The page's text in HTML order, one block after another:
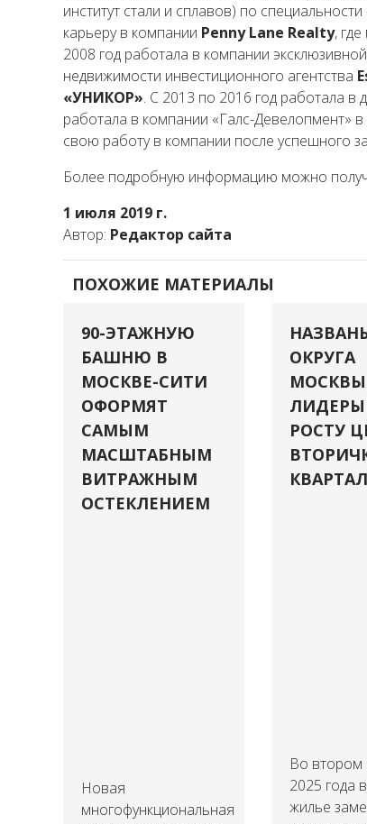
институт стали и сплавов) по
карьеру в компании Penny Lane Realty,
2008 год работала в компании
недвижимости инвестиционного агентства
«УНИКОР». С 2013 по 2016 год работала в
работала в компании «Галс-Девелопмент»
свою работу в компании после успешного
Более подробную информацию можно
1 июля 2019 г.
Автор: Редактор сайта
ПОХОЖИЕ МАТЕРИАЛЫ
90-ЭТАЖНУЮ
БАШНЮ В
МОСКВЕ-СИТИ
ОФОРМЯТ
САМЫМ
МАСШТАБНЫМ
ВИТРАЖНЫМ
ОСТЕКЛЕНИЕМ
Новая
многофункциональная
ОКРУГА
МОСКВЫ
РОСТУ
КВАРТАЛ
Во втором
2025 года
жилье